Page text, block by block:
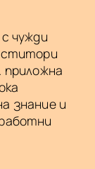
чужди
приложна
знание и